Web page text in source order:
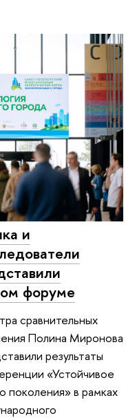
и
форуме
сравнительных
Полина Миронова
результаты
«Устойчивое
поколения» в рамках